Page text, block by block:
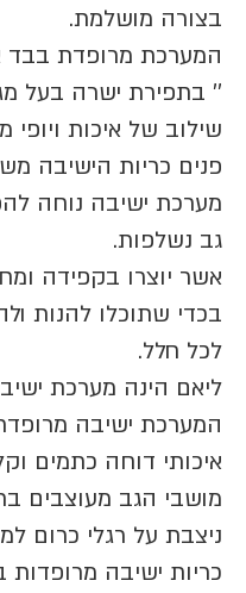
בצורה מושלמת.
המערכת מרופדת בבד
'' בתפירת ישרה בעל
שילוב של איכות ויופי
פנים כריות הישיבה
מערכת ישיבה נוחה
גב נשלפות.
אשר יוצרו בקפידה
בכדי שתוכלו להנות
לכל חלל.
ליאם הינה מערכת
המערכת ישיבה
איכותי דוחה כתמים
מושבי הגב מעוצבים
ניצבת על רגלי כרום
כריות ישיבה